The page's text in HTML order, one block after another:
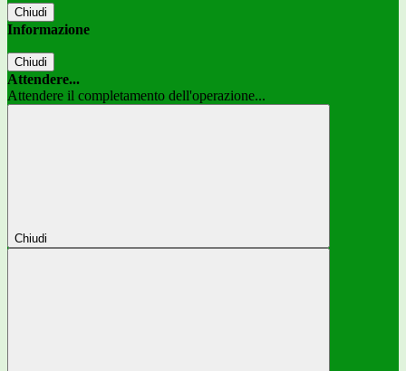
Chiudi
Informazione
Chiudi
Attendere...
Attendere il completamento dell'operazione...
Chiudi